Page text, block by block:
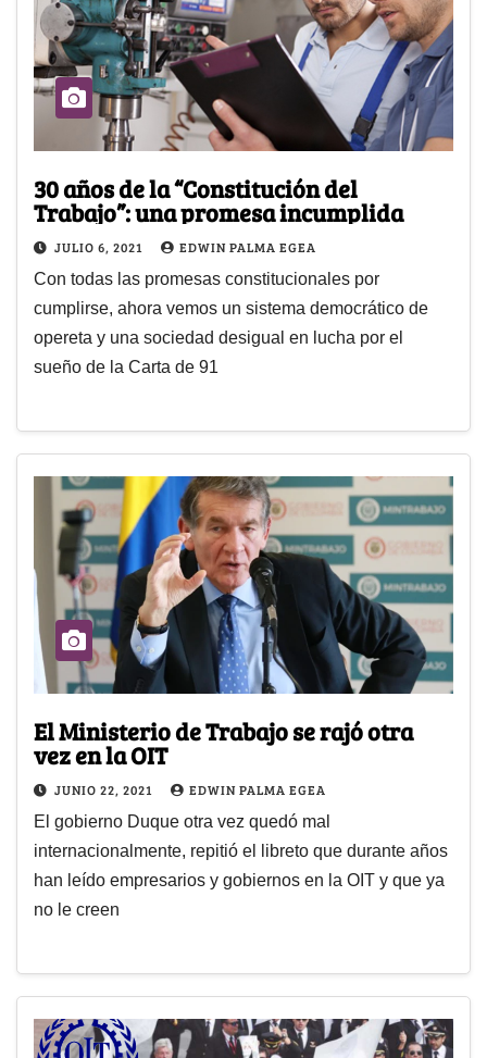
30 años de la “Constitución del
Trabajo”: una promesa incumplida
JULIO 6, 2021 EDWIN PALMA EGEA
Con todas las promesas constitucionales por
cumplirse, ahora vemos un sistema democrático de
opereta y una sociedad desigual en lucha por el
sueño de la Carta de 91
El Ministerio de Trabajo se rajó otra
vez en la OIT
JUNIO 22, 2021 EDWIN PALMA EGEA
El gobierno Duque otra vez quedó mal
internacionalmente, repitió el libreto que durante años
han leído empresarios y gobiernos en la OIT y que ya
no le creen